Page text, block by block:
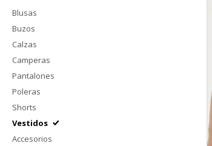
Blusas
Buzos
Calzas
Camperas
Pantalones
Poleras
Shorts
Vestidos
Accesorios